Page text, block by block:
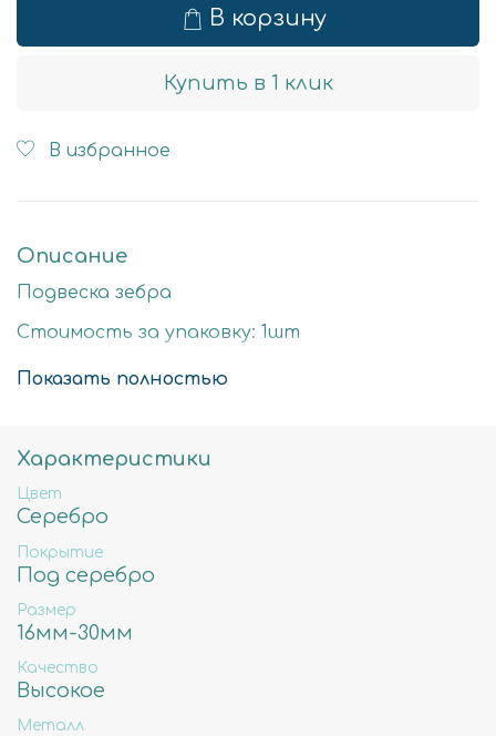
В корзину
Купить в 1 клик
В избранное
Описание
Подвеска зебра
Стоимость за упаковку: 1шт
Цвет: серебро
Состав: Латунь высокого качества
Не содержит свинца, никеля и кадмия.
Показать полностью
Характеристики
Цвет
Серебро
Покрытие
Под серебро
Размер
16мм-30мм
Качество
Высокое
Металл